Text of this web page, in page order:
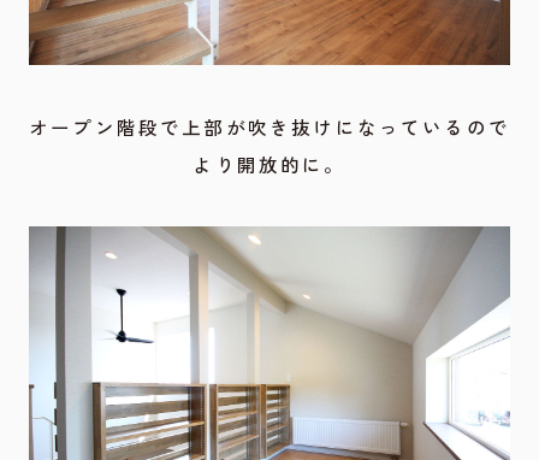
オープン階段で上部が吹き抜けになっているので
より開放的に。